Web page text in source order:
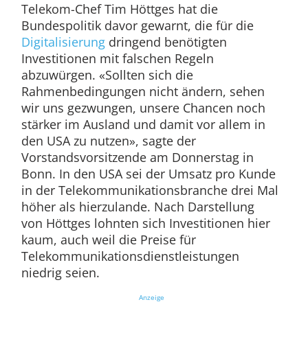
Telekom-Chef Tim Höttges hat die
Bundespolitik davor gewarnt, die für die
Digitalisierungdringend benötigten
Investitionen mit falschen Regeln
abzuwürgen. «Sollten sich die
Rahmenbedingungen nicht ändern, sehen
wir uns gezwungen, unsere Chancen noch
stärker im Ausland und damit vor allem in
den USA zu nutzen», sagte der
Vorstandsvorsitzende am Donnerstag in
Bonn. In den USA sei der Umsatz pro Kunde
in der Telekommunikationsbranche drei Mal
höher als hierzulande. Nach Darstellung
von Höttges lohnten sich Investitionen hier
kaum, auch weil die Preise für
Telekommunikationsdienstleistungen
niedrig seien.
Anzeige